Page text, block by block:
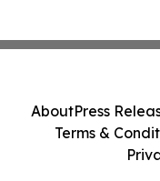
AboutPress
Terms &